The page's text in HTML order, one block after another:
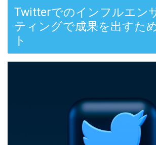
Twitterでのインフルエン
ティングで成果を出すた
ト